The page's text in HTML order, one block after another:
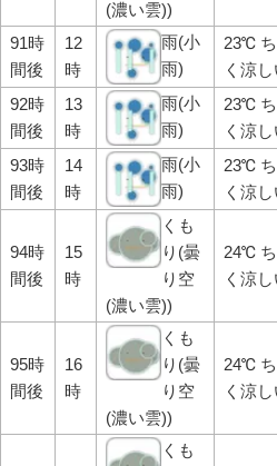
(濃い雲))
91時
間後
12
時
雨(小
雨)
23℃
く涼し
92時
間後
13
時
雨(小
雨)
23℃
く涼し
93時
間後
14
時
雨(小
雨)
23℃
く涼し
94時
間後
15
時
くも
り(曇
り空
(濃い雲))
24℃
く涼し
95時
間後
16
時
くも
り(曇
り空
(濃い雲))
24℃
く涼し
くも